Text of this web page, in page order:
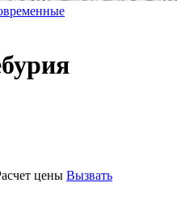
цены Вызвать